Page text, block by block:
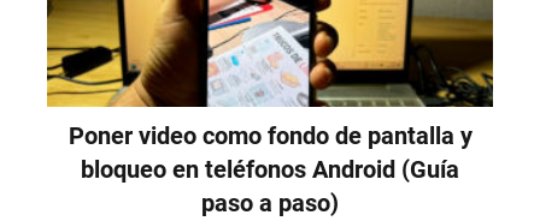
Poner video como fondo de pantalla y
bloqueo en teléfonos Android (Guía
paso a paso)